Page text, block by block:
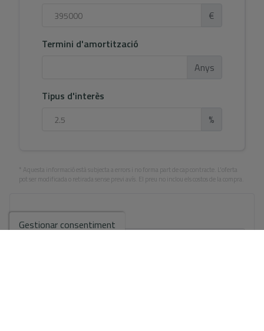
€
Termini d'amortització
Anys
Tipus d'interès
%
* Aquesta informació està subjecta a errors i no forma part de cap contracte. L'oferta
pot ser modificada o retirada sense previ avís. El preu no inclou els costos de la compra.
El teu nom complet*
Gestionar consentiment